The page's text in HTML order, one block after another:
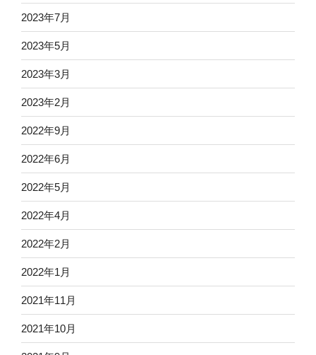
2023年7月
2023年5月
2023年3月
2023年2月
2022年9月
2022年6月
2022年5月
2022年4月
2022年2月
2022年1月
2021年11月
2021年10月